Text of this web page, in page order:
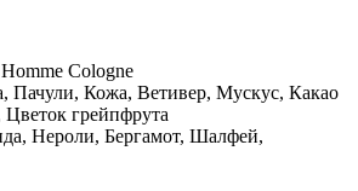
Cologne
Пачули, Кожа, Ветивер, Мускус, Какао
грейпфрута
Нероли, Бергамот, Шалфей,